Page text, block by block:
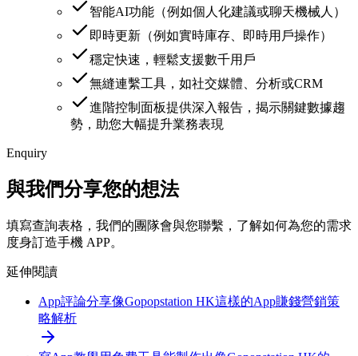
智能AI功能（例如個人化建議或聊天機械人）
即時更新（例如實時庫存、即時用戶操作）
穩定快速，輕鬆支援數千用戶
無縫連繫工具，如社交媒體、分析或CRM
進階控制面板提供深入報告，揭示關鍵數據趨
勢，助您大幅提升業務表現
Enquiry
與我們分享您的想法
填寫查詢表格，我們的團隊會與您聯繫，了解如何為您的需求
度身訂造手機 APP。
延伸閱讀
App評論分享像Gopopstation HK這樣的App賺錢營銷策
略解析